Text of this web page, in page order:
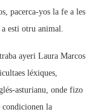
pacerca-yos la fe a les
esti otru animal.
ayeri Laura Marcos
léxiques,
asturianu, onde fizo
condicionen la